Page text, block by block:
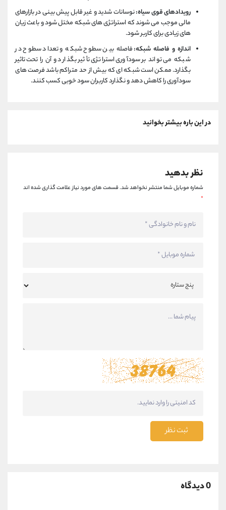
رویدادهای قوی سیاه:نوسانات شدید و غیر قابل پیش بینی در بازارهای
مالی موجب می شوند که استراتژی های شبکه مختل شود و باعث زیان
های زیادی برای کاربر شود.
اندازه و فاصله شبکه:فاصله‌ بین سطوح شبکه و تعداد سطوح در
شبکه می ‌تواند بر سودآوری استراتژی تأثیر بگذارد و آن را تحت تاثیر
بگذارد. ممکن است شبکه ‌ای که بیش از حد متراکم باشد فرصت‌ های
سودآوری را کاهش دهد و نگذارد کاربران سود خوبی کسب کنند.
در این باره بیشتر بخوانید
نظر بدهید
شماره موبایل شما منتشر نخواهد شد.قسمت های مورد نیاز علامت گذاری شده اند
*
ثبت نظر
0 دیدگاه